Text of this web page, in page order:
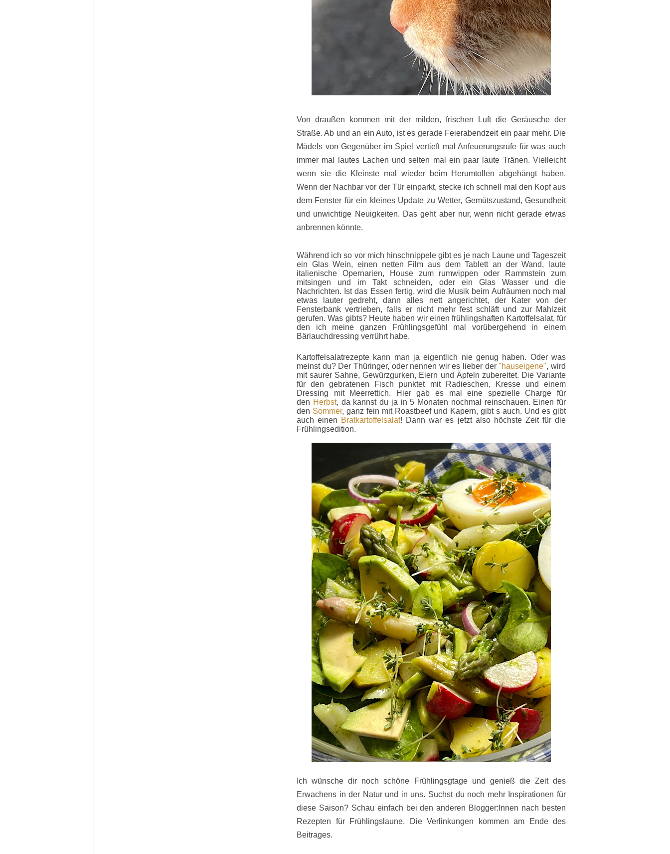
Von draußen kommen mit der milden, frischen Luft die Geräusche der
Straße. Ab und an ein Auto, ist es gerade Feierabendzeit ein paar mehr. Die
Mädels von Gegenüber im Spiel vertieft mal Anfeuerungsrufe für was auch
immer mal lautes Lachen und selten mal ein paar laute Tränen. Vielleicht
wenn sie die Kleinste mal wieder beim Herumtollen abgehängt haben.
Wenn der Nachbar vor der Tür einparkt, stecke ich schnell mal den Kopf aus
dem Fenster für ein kleines Update zu Wetter, Gemütszustand, Gesundheit
und unwichtige Neuigkeiten. Das geht aber nur, wenn nicht gerade etwas
anbrennen könnte.
Während ich so vor mich hinschnippele gibt es je nach Laune und Tageszeit
ein Glas Wein, einen netten Film aus dem Tablett an der Wand, laute
italienische Opernarien, House zum rumwippen oder Rammstein zum
mitsingen und im Takt schneiden, oder ein Glas Wasser und die
Nachrichten. Ist das Essen fertig, wird die Musik beim Aufräumen noch mal
etwas lauter gedreht, dann alles nett angerichtet, der Kater von der
Fensterbank vertrieben, falls er nicht mehr fest schläft und zur Mahlzeit
gerufen. Was gibts? Heute haben wir einen frühlingshaften Kartoffelsalat, für
den ich meine ganzen Frühlingsgefühl mal vorübergehend in einem
Bärlauchdressing verrührt habe.
Kartoffelsalatrezepte kann man ja eigentlich nie genug haben. Oder was
meinst du? Der Thüringer, oder nennen wir es lieber der"hauseigene", wird
mit saurer Sahne, Gewürzgurken, Eiern und Äpfeln zubereitet. Die Variante
für den gebratenen Fisch punktet mit Radieschen, Kresse und einem
Dressing mit Meerrettich. Hier gab es mal eine spezielle Charge für
den Herbst, da kannst du ja in 5 Monaten nochmal reinschauen. Einen für
den Sommer, ganz fein mit Roastbeef und Kapern, gibt s auch. Und es gibt
auch einen Bratkartoffelsalat! Dann war es jetzt also höchste Zeit für die
Frühlingsedition.
Ich wünsche dir noch schöne Frühlingsgtage und genieß die Zeit des
Erwachens in der Natur und in uns. Suchst du noch mehr Inspirationen für
diese Saison? Schau einfach bei den anderen Blogger:Innen nach besten
Rezepten für Frühlingslaune. Die Verlinkungen kommen am Ende des
Beitrages.